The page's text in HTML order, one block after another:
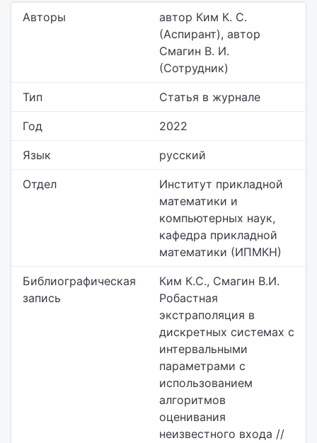
Авторы
автор Ким К. С.
(Аспирант), автор
Смагин В. И.
(Сотрудник)
Тип Статья в журнале
Год 2022
Язык русский
Отдел
Институт прикладной
математики и
компьютерных наук,
кафедра прикладной
математики (ИПМКН)
Библиографическая
запись
Ким К.С., Смагин В.И.
Робастная
экстраполяция в
дискретных системах с
интервальными
параметрами с
использованием
алгоритмов
оценивания
неизвестного входа //